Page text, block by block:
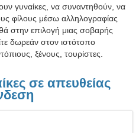
γυναίκες, να συναντηθούν, να
φίλους μέσω αλληλογραφίας
στην επιλογή μιας σοβαρής
δωρεάν στον ιστότοπο
ξένους, τουρίστες.
σε απευθείας